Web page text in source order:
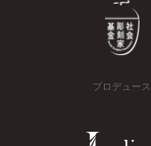
プロデュース